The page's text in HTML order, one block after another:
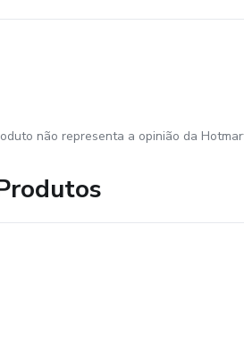
não representa a opinião da